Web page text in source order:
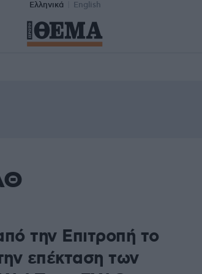
Ελληνικά English
την Επιτροπή το
επέκταση των